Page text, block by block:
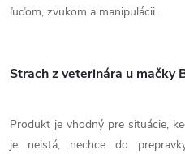
ľuďom, zvukom a manipulácii.
Strach z veterinára u mačky
Produkt je vhodný pre situácie,
je neistá, nechce do